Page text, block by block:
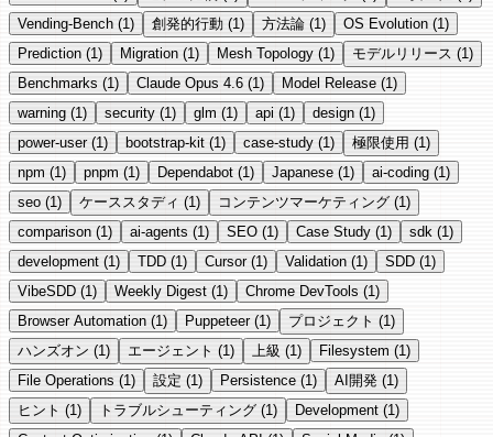
Vending-Bench (1)
創発的行動 (1) 方法論 (1)
OS Evolution (1)
Prediction (1)
Migration (1) Mesh Topology (1)
モデルリリース (1)
Benchmarks (1)
Claude Opus 4.6 (1)
Model Release (1)
warning (1)
security (1) glm (1) api (1)
design (1)
power-user (1)
bootstrap-kit (1) case-study (1)
極限使用 (1)
npm (1)
pnpm (1) Dependabot (1) Japanese (1)
ai-coding (1)
seo (1)
ケーススタディ (1)
コンテンツマーケティング (1)
comparison (1)
ai-agents (1) SEO (1) Case Study (1)
sdk (1)
development (1)
TDD (1) Cursor (1) Validation (1)
SDD (1)
VibeSDD (1)
Weekly Digest (1)
Chrome DevTools (1)
Browser Automation (1)
Puppeteer (1)
プロジェクト (1)
ハンズオン (1)
エージェント (1) 上級 (1)
Filesystem (1)
File Operations (1)
設定 (1) Persistence (1)
AI開発 (1)
ヒント (1)
トラブルシューティング (1)
Development (1)